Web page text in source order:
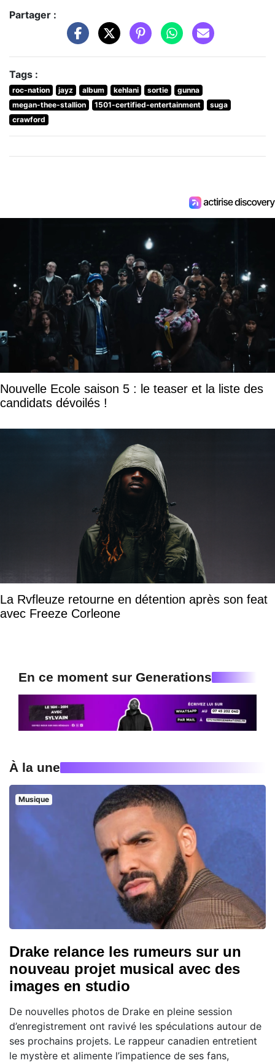
Partager :
Tags :
roc-nation jayz album kehlani sortie
gunna
megan-thee-stallion
1501-certified-entertainment
suga
crawford
Nouvelle Ecole saison 5 : le teaser et la liste des
candidats dévoilés !
La Rvfleuze retourne en détention après son feat
avec Freeze Corleone
En ce moment sur Generations
À la une
Musique
Drake relance les rumeurs sur un
nouveau projet musical avec des
images en studio
De nouvelles photos de Drake en pleine session
d’enregistrement ont ravivé les spéculations autour de
ses prochains projets. Le rappeur canadien entretient
le mystère et alimente l’impatience de ses fans,